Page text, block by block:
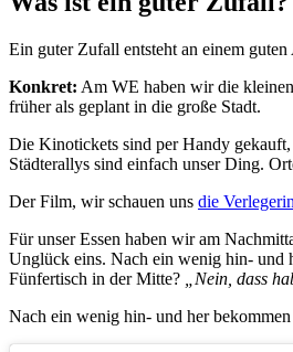
Ein guter Zufall entsteht an einem
Konkret: Am WE haben wir die
früher als geplant in die große Stadt.
Die Kinotickets sind per Handy
Städterallys sind einfach unser Ding.
Der Film, wir schauen uns die Verlegerin
Für unser Essen haben wir am
Unglück eins. Nach ein wenig hin- und
Fünfertisch in der Mitte?
„Nein, dass
Nach ein wenig hin- und her